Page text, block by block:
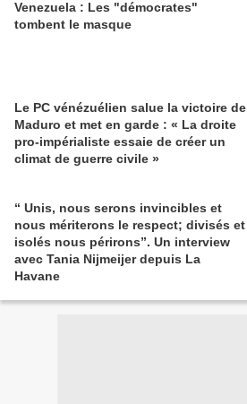
Venezuela : Les "démocrates"
tombent le masque
Le PC vénézuélien salue la victoire de
Maduro et met en garde : « La droite
pro-impérialiste essaie de créer un
climat de guerre civile »
“ Unis, nous serons invincibles et
nous mériterons le respect; divisés et
isolés nous périrons”. Un interview
avec Tania Nijmeijer depuis La
Havane